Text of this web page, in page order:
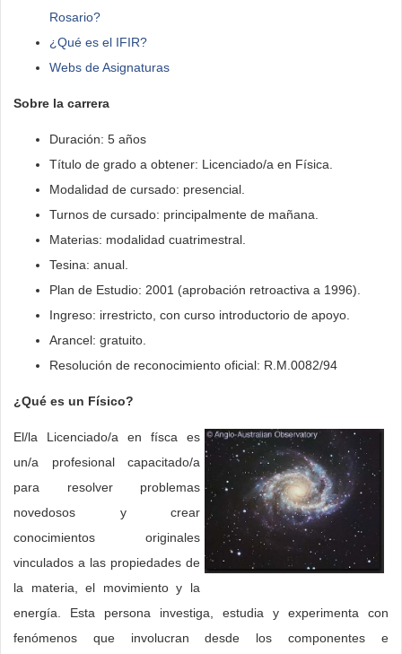
Rosario?
¿Qué es el IFIR?
Webs de Asignaturas
Sobre la carrera
Duración: 5 años
Título de grado a obtener: Licenciado/a en Física.
Modalidad de cursado: presencial.
Turnos de cursado: principalmente de mañana.
Materias: modalidad cuatrimestral.
Tesina: anual.
Plan de Estudio: 2001 (aprobación retroactiva a 1996).
Ingreso: irrestricto, con curso introductorio de apoyo.
Arancel: gratuito.
Resolución de reconocimiento oficial: R.M.0082/94
¿Qué es un Físico?
El/la Licenciado/a en físca es
un/a profesional capacitado/a
para resolver problemas
novedosos y crear
conocimientos originales
vinculados a las propiedades de
la materia, el movimiento y la
energía. Esta persona investiga, estudia y experimenta con
fenómenos que involucran desde los componentes e